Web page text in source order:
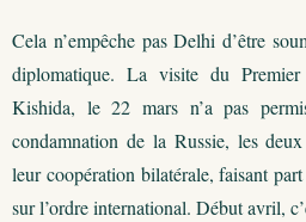
Cela n’empêche pas Delhi d’être
diplomatique. La visite du
Kishida, le 22 mars n’a pas
condamnation de la Russie, les
leur coopération bilatérale, faisant
sur l’ordre international. Début avril,